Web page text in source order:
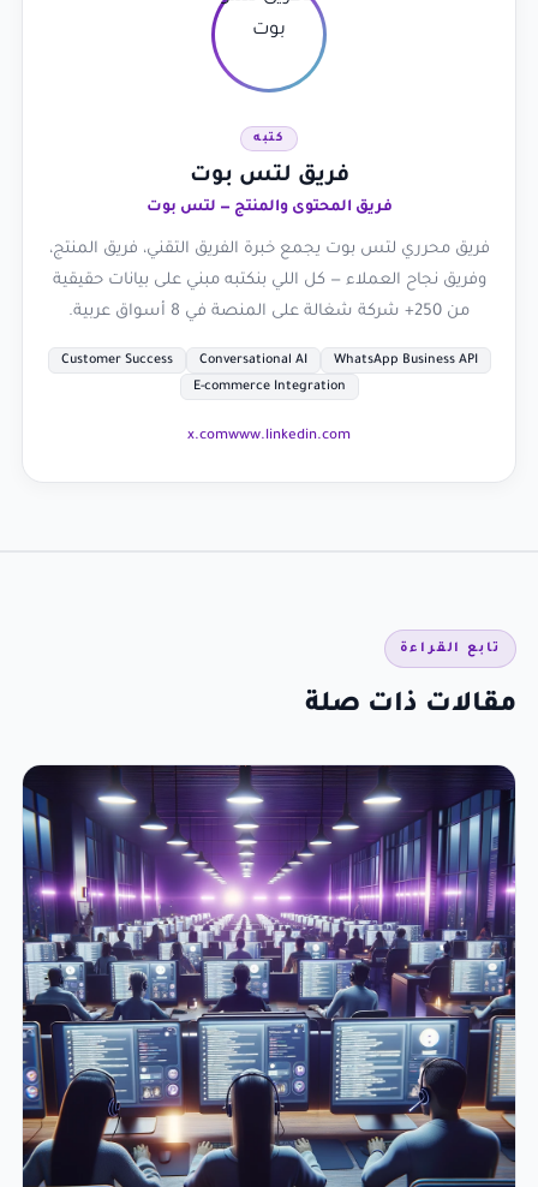
كتبه
فريق لتس بوت
فريق المحتوى والمنتج — لتس بوت
فريق محرري لتس بوت يجمع خبرة الفريق التقني، فريق المنتج،
وفريق نجاح العملاء — كل اللي بنكتبه مبني على بيانات حقيقية
من 250+ شركة شغالة على المنصة في 8 أسواق عربية.
WhatsApp Business API
Conversational AI
Customer Success
E-commerce Integration
www.linkedin.com
x.com
تابع القراءة
مقالات ذات صلة